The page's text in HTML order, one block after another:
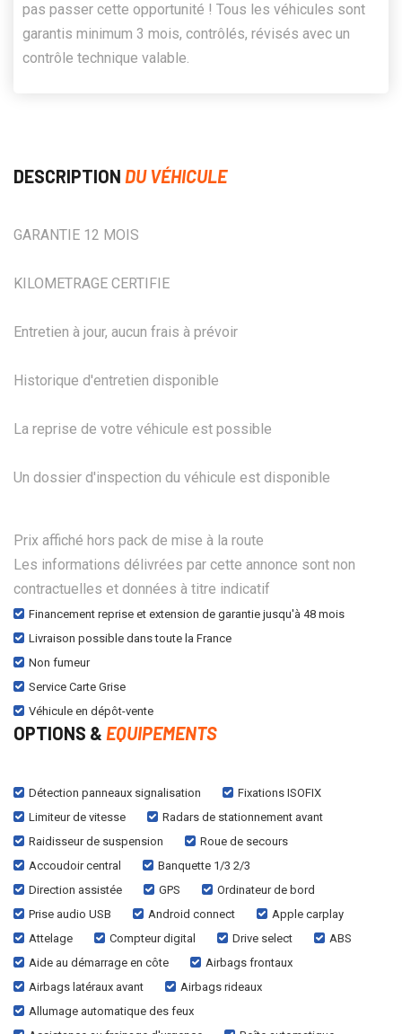
pas passer cette opportunité ! Tous les véhicules sont
garantis minimum 3 mois, contrôlés, révisés avec un
contrôle technique valable.
DESCRIPTION DU VÉHICULE
GARANTIE 12 MOIS
KILOMETRAGE CERTIFIE
Entretien à jour, aucun frais à prévoir
Historique d'entretien disponible
La reprise de votre véhicule est possible
Un dossier d'inspection du véhicule est disponible
Prix affiché hors pack de mise à la route
Les informations délivrées par cette annonce sont non
contractuelles et données à titre indicatif
Financement reprise et extension de garantie jusqu'à 48 mois
Livraison possible dans toute la France
Non fumeur
Service Carte Grise
Véhicule en dépôt-vente
OPTIONS & EQUIPEMENTS
Détection panneaux signalisation
Fixations ISOFIX
Limiteur de vitesse
Radars de stationnement avant
Raidisseur de suspension
Roue de secours
Accoudoir central
Banquette 1/3 2/3
Direction assistée
GPS
Ordinateur de bord
Prise audio USB
Android connect
Apple carplay
Attelage
Compteur digital Drive select
ABS
Aide au démarrage en côte
Airbags frontaux
Airbags latéraux avant
Airbags rideaux
Allumage automatique des feux